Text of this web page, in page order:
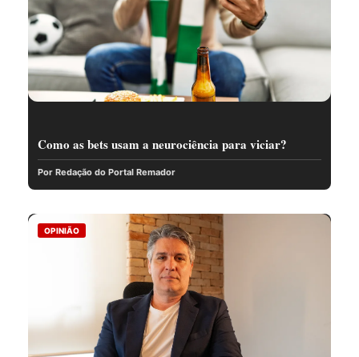
Como as bets usam a neurociência para viciar?
Por Redação do Portal Remador
OPINIÃO